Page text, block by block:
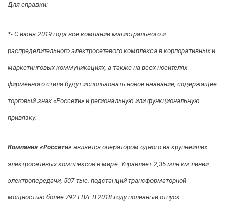
Для справки:
*- С июня 2019 года все компании магистрального и
распределительного электросетевого комплекса в корпоративных и
маркетинговых коммуникациях, а также на всех носителях
фирменного стиля будут использовать новое название, содержащее
торговый знак «Россети» и региональную или функциональную
привязку.
Компания «Россети» является оператором одного из крупнейших
электросетевых комплексов в мире. Управляет 2,35 млн км линий
электропередачи, 507 тыс. подстанций трансформаторной
мощностью более 792 ГВА. В 2018 году полезный отпуск